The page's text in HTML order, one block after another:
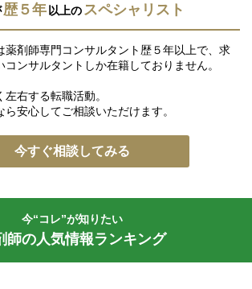
歴５年 以上の スペシャリスト
薬剤師専門コンサルタント歴５年以上で、求
ンサルタントしか在籍しておりません。
右する転職活動。
安心してご相談いただけます。
今すぐ相談してみる
今“コレ”が知りたい
師の人気情報ランキング